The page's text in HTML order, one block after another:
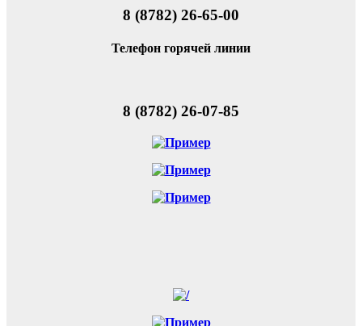
8 (8782) 26-65-00
Телефон горячей линии
8 (8782) 26-07-85